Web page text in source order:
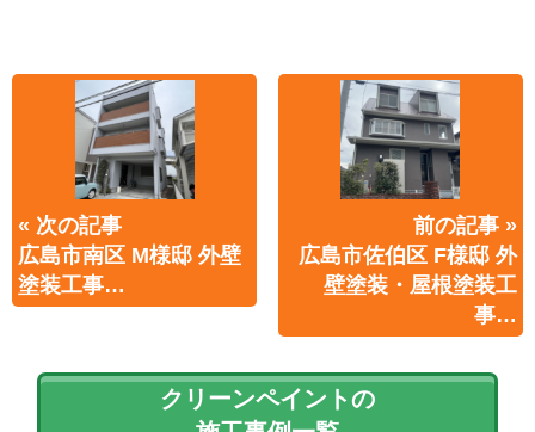
« 次の記事
広島市南区 M様邸 外壁
塗装工事…
前の記事 »
広島市佐伯区 F様邸 外
壁塗装・屋根塗装工
事…
クリーンペイントの